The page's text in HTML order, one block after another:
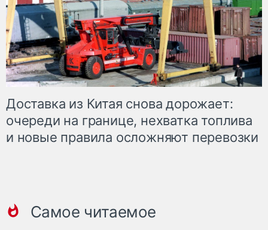
Доставка из Китая снова дорожает:
очереди на границе, нехватка топлива
и новые правила осложняют перевозки
Самое читаемое